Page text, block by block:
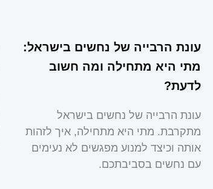
עונת הרבייה של נחשים בישראל:
מתי היא מתחילה ומה חשוב
לדעת?
עונת הרבייה של נחשים בישראל
מתקרבת. מתי היא מתחילה, איך לזהות
אותה וכיצד למנוע מפגשים לא נעימים
עם נחשים בסביבתכם.